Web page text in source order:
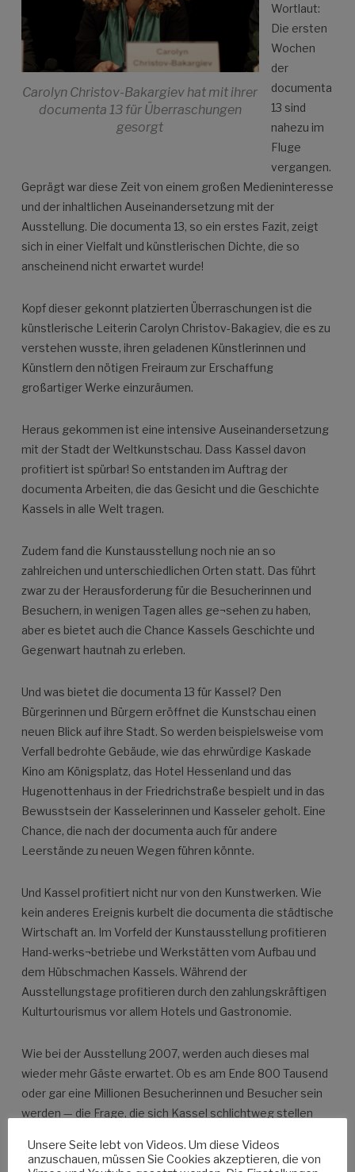
Carolyn Christov-Bakargiev hat mit ihrer
documenta 13 für Überraschungen
gesorgt
Wortlaut:
Die ersten
Wochen
der
documenta
13 sind
nahezu im
Fluge
vergangen.
Geprägt war diese Zeit von einem großen Medieninteresse
und der inhaltlichen Auseinandersetzung mit der
Ausstellung. Die documenta 13, so ein erstes Fazit, zeigt
sich in einer Vielfalt und künstlerischen Dichte, die so
anscheinend nicht erwartet wurde!
Kopf dieser gekonnt platzierten Überraschungen ist die
künstlerische Leiterin Carolyn Christov-Bakagiev, die es zu
verstehen wusste, ihren geladenen Künstlerinnen und
Künstlern den nötigen Freiraum zur Erschaffung
großartiger Werke einzuräumen.
Heraus gekommen ist eine intensive Auseinandersetzung
mit der Stadt der Weltkunstschau. Dass Kassel davon
profitiert ist spürbar! So entstanden im Auftrag der
documenta Arbeiten, die das Gesicht und die Geschichte
Kassels in alle Welt tragen.
Zudem fand die Kunstausstellung noch nie an so
zahlreichen und unterschiedlichen Orten statt. Das führt
zwar zu der Herausforderung für die Besucherinnen und
Besuchern, in wenigen Tagen alles ge¬sehen zu haben,
aber es bietet auch die Chance Kassels Geschichte und
Gegenwart hautnah zu erleben.
Und was bietet die documenta 13 für Kassel? Den
Bürgerinnen und Bürgern eröffnet die Kunstschau einen
neuen Blick auf ihre Stadt. So werden beispielsweise vom
Verfall bedrohte Gebäude, wie das ehrwürdige Kaskade
Kino am Königsplatz, das Hotel Hessenland und das
Hugenottenhaus in der Friedrichstraße bespielt und in das
Bewusstsein der Kasselerinnen und Kasseler geholt. Eine
Chance, die nach der documenta auch für andere
Leerstände zu neuen Wegen führen könnte.
Und Kassel profitiert nicht nur von den Kunstwerken. Wie
kein anderes Ereignis kurbelt die documenta die städtische
Wirtschaft an. Im Vorfeld der Kunstausstellung profitieren
Hand-werks¬betriebe und Werkstätten vom Aufbau und
dem Hübschmachen Kassels. Während der
Ausstellungstage profitieren durch den zahlungskräftigen
Kulturtourismus vor allem Hotels und Gastronomie.
Wie bei der Ausstellung 2007, werden auch dieses mal
wieder mehr Gäste erwartet. Ob es am Ende 800 Tausend
oder gar eine Millionen Besucherinnen und Besucher sein
werden — die Frage, die sich Kassel schlichtweg stellen
außerhalb der 100 Tage? Welche Wege, die durch die
Unsere Seite lebt von Videos. Um diese Videos
anzuschauen, müssen Sie Cookies akzeptieren, die von